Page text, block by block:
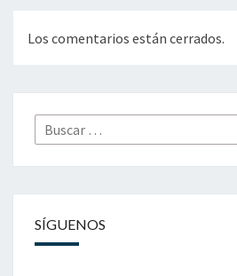
Los comentarios están cerrados.
Buscar
por:
SÍGUENOS